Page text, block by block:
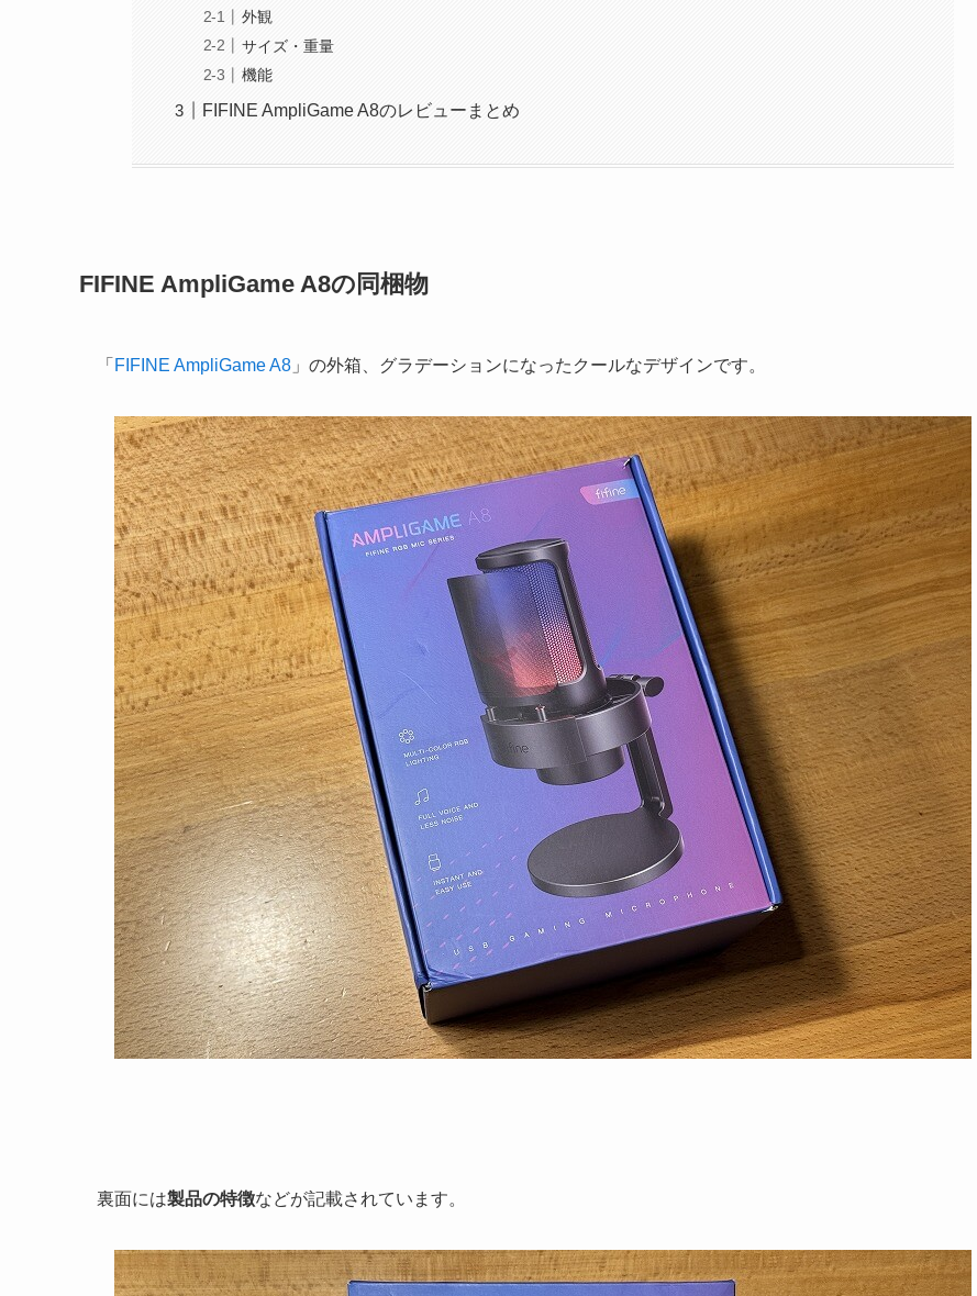
外観
サイズ・重量
機能
FIFINE AmpliGame A8のレビューまとめ
FIFINE AmpliGame A8の同梱物
「 FIFINE AmpliGame A8 」の外箱、グラデーションになったクールなデザインです。
裏面には製品の特徴などが記載されています。